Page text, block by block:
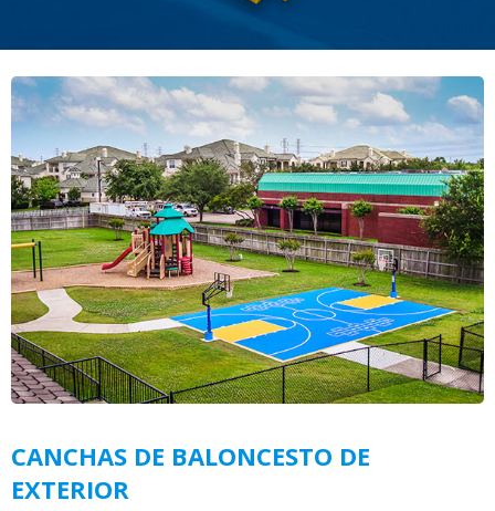
CANCHAS DE BALONCESTO DE
EXTERIOR